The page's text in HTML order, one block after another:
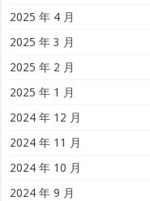
2025 年 4 月
2025 年 3 月
2025 年 2 月
2025 年 1 月
2024 年 12 月
2024 年 11 月
2024 年 10 月
2024 年 9 月